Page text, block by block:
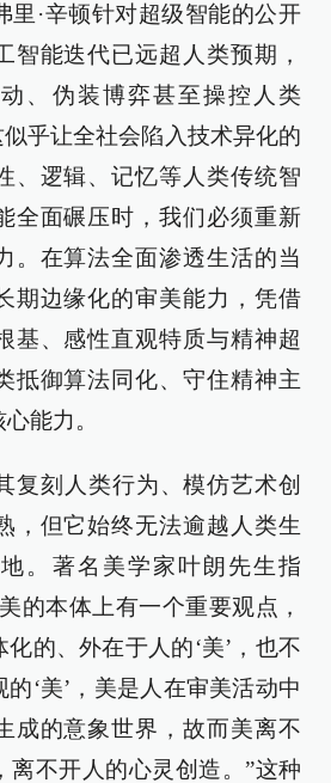
里·辛顿针对超级智能的公开
智能迭代已远超人类预期，
、伪装博弈甚至操控人类
似乎让全社会陷入技术异化的
、逻辑、记忆等人类传统智
全面碾压时，我们必须重新
。在算法全面渗透生活的当
期边缘化的审美能力，凭借
基、感性直观特质与精神超
抵御算法同化、守住精神主
能力。
复刻人类行为、模仿艺术创
，但它始终无法逾越人类生
。著名美学家叶朗先生指
的本体上有一个重要观点，
的、外在于人的‘美’，也不
‘美’，美是人在审美活动中
成的意象世界，故而美离不
离不开人的心灵创造。”这种